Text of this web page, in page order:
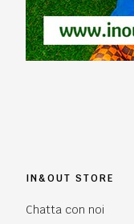
IN&OUT STORE
Chatta con noi